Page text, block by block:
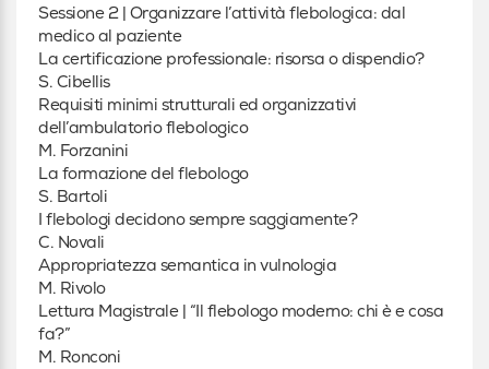
Sessione 2 | Organizzare l’attività flebologica: dal
medico al paziente
La certificazione professionale: risorsa o dispendio?
S. Cibellis
Requisiti minimi strutturali ed organizzativi
dell’ambulatorio flebologico
M. Forzanini
La formazione del flebologo
S. Bartoli
I flebologi decidono sempre saggiamente?
C. Novali
Appropriatezza semantica in vulnologia
M. Rivolo
Lettura Magistrale | “Il flebologo moderno: chi è e cosa
fa?”
M. Ronconi